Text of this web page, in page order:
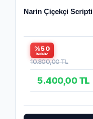
Narin Çiçekçi Scripti
%50
İNDIRIM
10.800,00 TL
5.400,00 TL